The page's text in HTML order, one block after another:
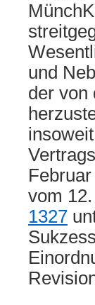
und
der von
vom
1327